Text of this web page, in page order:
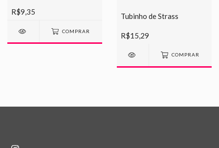
R$9,35
COMPRAR
Tubinho de Strass
R$15,29
COMPRAR